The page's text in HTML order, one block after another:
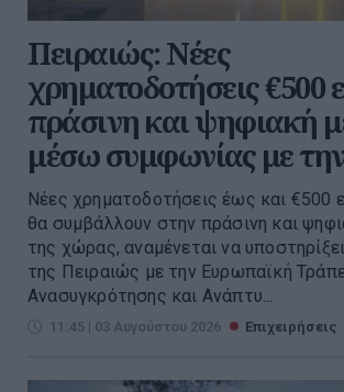
Πειραιώς: Νέες
χρηματοδοτήσεις €500
πράσινη και ψηφιακή
μέσω συμφωνίας με
Νέες χρηματοδοτήσεις έως και €500
θα συμβάλλουν στην πράσινη και
της χώρας, αναμένεται να
της Πειραιώς με την Eυρωπαϊκή
Ανασυγκρότησης και Ανάπτυ...
11:45 | 03 Αυγούστου 2026 Επιχειρήσεις